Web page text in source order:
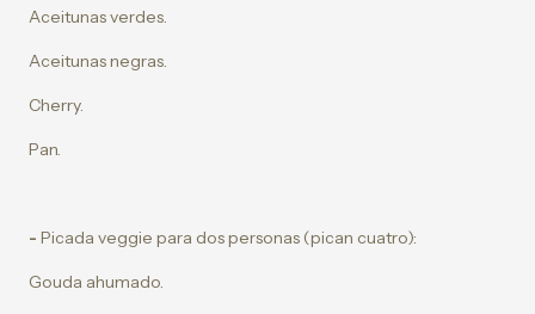
Aceitunas verdes.
Aceitunas negras.
Cherry.
Pan.
- Picada veggie para dos personas (pican cuatro):
Gouda ahumado.